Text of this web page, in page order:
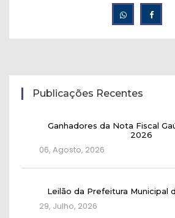
Publicações Recentes
Ganhadores da Nota Fiscal
2026
06, Agosto, 2026
Leilão da Prefeitura Municipal
29, Julho, 2026